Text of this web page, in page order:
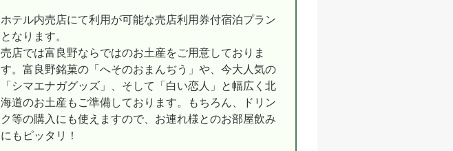
ホテル内売店にて利用が可能な売店利用券付宿泊プラン
となります。
売店では富良野ならではのお土産をご用意しておりま
す。富良野銘菓の「へそのおまんぢう」や、今大人気の
「シマエナガグッズ」、そして「白い恋人」と幅広く北
海道のお土産もご準備しております。もちろん、ドリン
ク等の購入にも使えますので、お連れ様とのお部屋飲み
にもピッタリ！